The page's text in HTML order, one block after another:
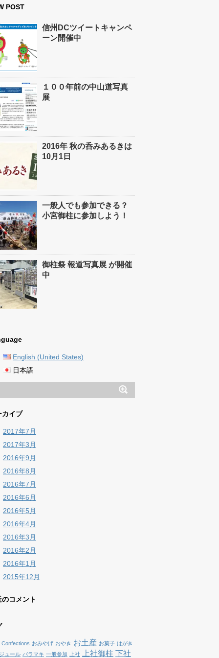
POST
信州DCツイートキャンペ
ーン開催中
１００年前の中山道写真
展
2016年 秋の呑みあるきは
10月1日
一般人でも参加できる？
小宮御柱に参加しよう！
御柱祭 報道写真展 が開催
中
English (United States)
日本語
カイブ
2017年7月
2017年3月
2016年9月
2016年8月
2016年7月
2016年6月
2016年5月
2016年4月
2016年3月
2016年2月
2016年1月
2015年12月
のコメント
Confections おみやげ おやき お土産 お菓子 はがき
ュール バラマキ 一般参加 上社 上社御柱 下社